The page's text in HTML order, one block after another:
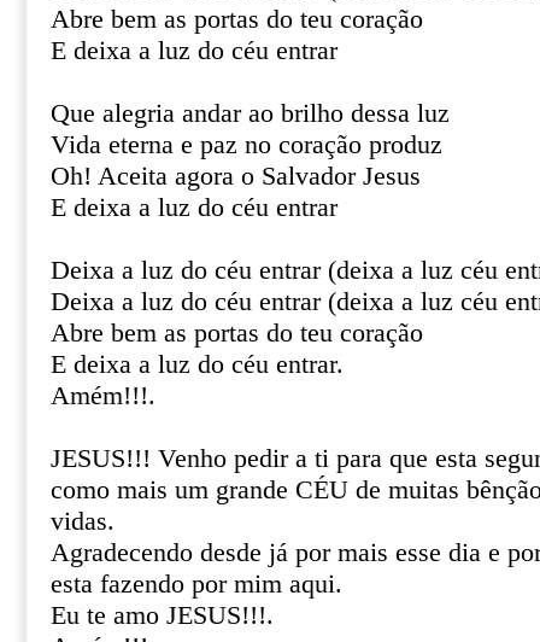
Abre bem as portas do teu coração
E deixa a luz do céu entrar
Que alegria andar ao brilho dessa luz
Vida eterna e paz no coração produz
Oh! Aceita agora o Salvador Jesus
E deixa a luz do céu entrar
Deixa a luz do céu entrar (deixa a luz céu
Deixa a luz do céu entrar (deixa a luz céu
Abre bem as portas do teu coração
E deixa a luz do céu entrar.
Amém!!!.
JESUS!!! Venho pedir a ti para que esta
como mais um grande CÉU de muitas
vidas.
Agradecendo desde já por mais esse dia e
esta fazendo por mim aqui.
Eu te amo JESUS!!!.